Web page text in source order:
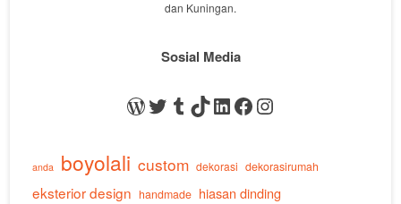
dan Kuningan.
Sosial Media
WordPress
Twitter
Tumblr
TikTok
LinkedIn
Facebook
Instagram
anda boyolali custom dekorasi dekorasirumah
eksterior design handmade hiasan dinding